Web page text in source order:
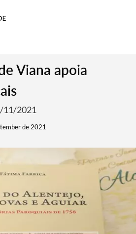
Viana apoia
11/2021
de 2021